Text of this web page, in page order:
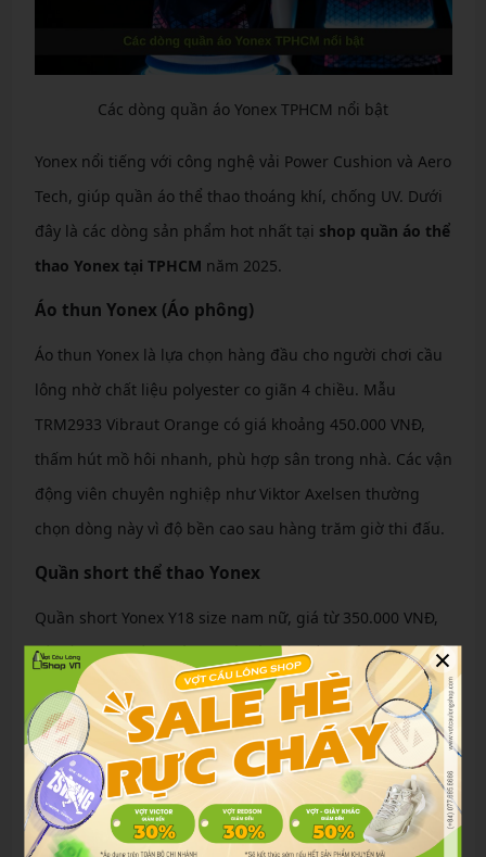
Các dòng quần áo Yonex TPHCM nổi bật
Yonex nổi tiếng với công nghệ vải Power Cushion và Aero
Tech, giúp quần áo thể thao thoáng khí, chống UV. Dưới
đây là các dòng sản phẩm hot nhất tại shop quần áo thể
thao Yonex tại TPHCM năm 2025.
Áo thun Yonex (Áo phông)
Áo thun Yonex là lựa chọn hàng đầu cho người chơi cầu
lông nhờ chất liệu polyester co giãn 4 chiều. Mẫu
TRM2933 Vibraut Orange có giá khoảng 450.000 VNĐ,
thấm hút mồ hôi nhanh, phù hợp sân trong nhà. Các vận
động viên chuyên nghiệp như Viktor Axelsen thường
chọn dòng này vì độ bền cao sau hàng trăm giờ thi đấu.
Quần short thể thao Yonex
Quần short Yonex Y18 size nam nữ, giá từ 350.000 VNĐ,
với túi đựng bóng tiện lợi và dây rút điều chỉnh. Chất
liệu Dry-Fit giúp khô nhanh, lý tưởng cho thời tiết nóng
ẩm TP.HCM. Mẫu 30103 phiên bản Axelsen được ưa
chuộng nhờ thiết kế slim-fit, tăng tốc độ di chuyển.
Váy cầu lông Yonex nữ
Dành cho nữ giới, váy Yonex kết hợp váy ngắn và quần
×